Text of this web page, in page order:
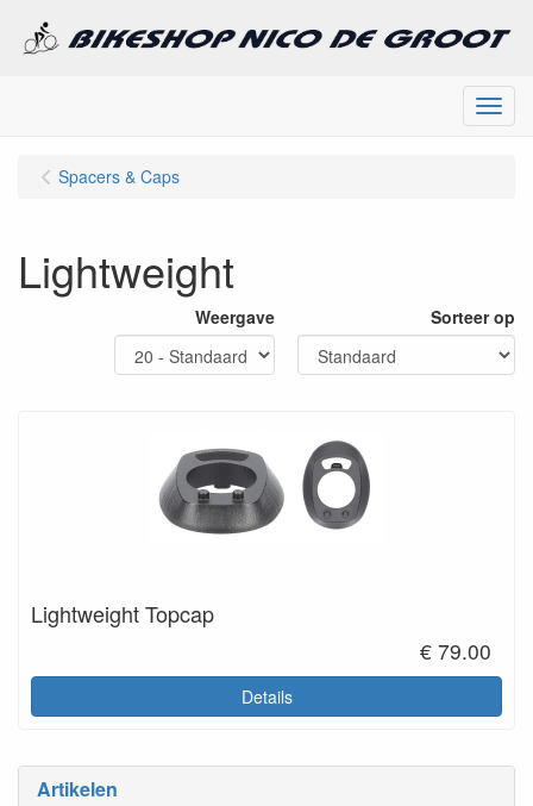
Menu
Artikelen
Spacers & Caps
Lightweight
Weergave Sorteer op
Lightweight Topcap
€ 79.00
Details